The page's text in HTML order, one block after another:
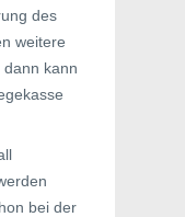
des
weitere
kann
bei der